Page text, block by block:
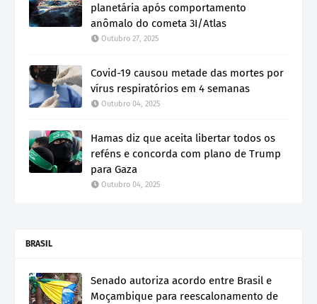
planetária após comportamento
anômalo do cometa 3I/Atlas
Outubro 27, 2025
Covid-19 causou metade das mortes por
vírus respiratórios em 4 semanas
Outubro 04, 2025
Hamas diz que aceita libertar todos os
reféns e concorda com plano de Trump
para Gaza
Outubro 04, 2025
BRASIL
Senado autoriza acordo entre Brasil e
Moçambique para reescalonamento de